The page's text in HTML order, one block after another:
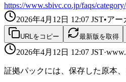
https://www.sbivc.co.jp/faqs/
2026年4月12日 12:07 JST•アー
URLをコピー 最新版を取得
2026年4月12日 12:07 JST·
証拠パックには、保存した原本